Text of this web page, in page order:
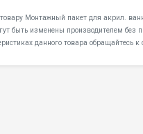
Монтажный пакет для акрил.
быть изменены производителем без
данного товара